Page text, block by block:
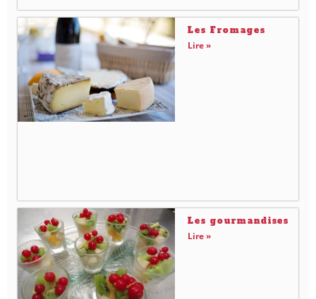
Les Fromages
Lire »
Les gourmandises
Lire »